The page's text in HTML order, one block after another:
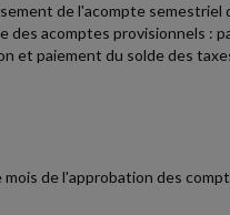
de l'acompte semestriel
des acomptes provisionnels :
et paiement du solde des
de l'approbation des